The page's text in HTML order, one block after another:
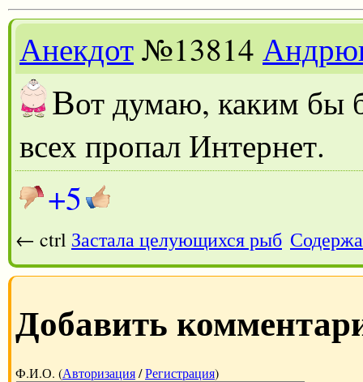
Анекдот№13814
Вот думаю, каким бы
всех пропал Интернет.
+5
← ctrl Застала целующихся рыб
Добавить
Ф.И.О. (Авторизация/Регистрация)